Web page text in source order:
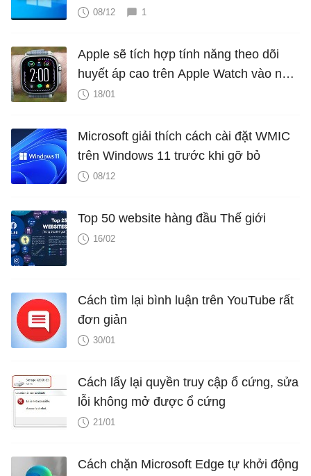
08/12 1
Apple sẽ tích hợp tính năng theo dõi
huyết áp cao trên Apple Watch vào năm
2025?
18/01
Microsoft giải thích cách cài đặt WMIC
trên Windows 11 trước khi gỡ bỏ
08/12
Top 50 website hàng đầu Thế giới
16/02
Cách tìm lại bình luận trên YouTube rất
đơn giản
30/01
Cách lấy lại quyền truy cập ổ cứng, sửa
lỗi không mở được ổ cứng
21/01
Cách chặn Microsoft Edge tự khởi động